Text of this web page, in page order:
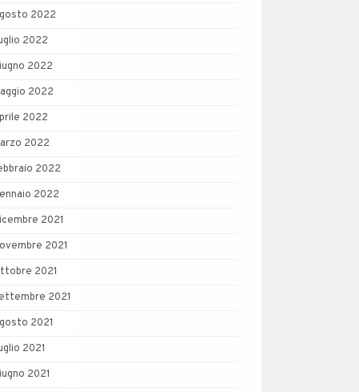
2022
2022
2022
2022
2022
2022
2022
2022
2021
2021
2021
2021
2021
2021
2021